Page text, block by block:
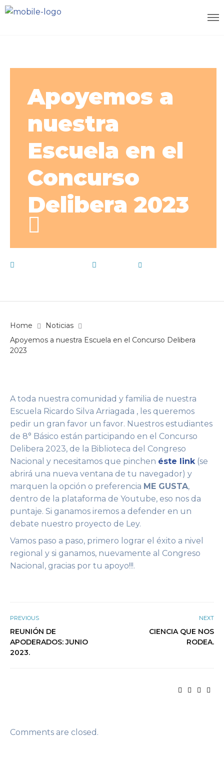
Apoyemos a
nuestra
Escuela en el
Concurso
Delibera 2023
Home
Noticias
Apoyemos a nuestra Escuela en el Concurso Delibera
2023
A toda nuestra comunidad y familia de nuestra
Escuela Ricardo Silva Arriagada , les queremos
pedir un gran favor un favor. Nuestros estudiantes
de 8° Básico están participando en el Concurso
Delibera 2023, de la Biblioteca del Congreso
Nacional y necesitamos que pinchen éste link (se
abrirá una nueva ventana de tu navegador) y
marquen la opción o preferencia ME GUSTA,
dentro de la plataforma de Youtube, eso nos da
puntaje. Si ganamos iremos a defender en un
debate nuestro proyecto de Ley.
Vamos paso a paso, primero lograr el éxito a nivel
regional y si ganamos, nuevamente al Congreso
Nacional, gracias por tu apoyo!!!.
PREVIOUS
REUNIÓN DE
APODERADOS: JUNIO
2023.
NEXT
CIENCIA QUE NOS
RODEA.
Comments are closed.